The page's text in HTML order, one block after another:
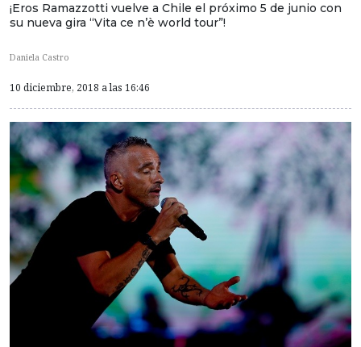
¡Eros Ramazzotti vuelve a Chile el próximo 5 de junio con
su nueva gira “Vita ce n’è world tour”!
Daniela Castro
10 diciembre, 2018 a las 16:46